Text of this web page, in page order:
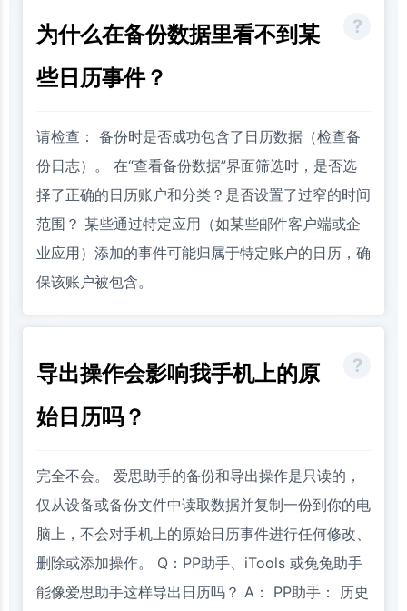
为什么在备份数据里看不到某
些日历事件？
请检查： 备份时是否成功包含了日历数据（检查备
份日志）。 在“查看备份数据”界面筛选时，是否选
择了正确的日历账户和分类？是否设置了过窄的时间
范围？ 某些通过特定应用（如某些邮件客户端或企
业应用）添加的事件可能归属于特定账户的日历，确
保该账户被包含。
导出操作会影响我手机上的原
始日历吗？
完全不会。 爱思助手的备份和导出操作是只读的，
仅从设备或备份文件中读取数据并复制一份到你的电
脑上，不会对手机上的原始日历事件进行任何修改、
删除或添加操作。 Q：PP助手、iTools 或兔兔助手
能像爱思助手这样导出日历吗？ A： PP助手： 历史